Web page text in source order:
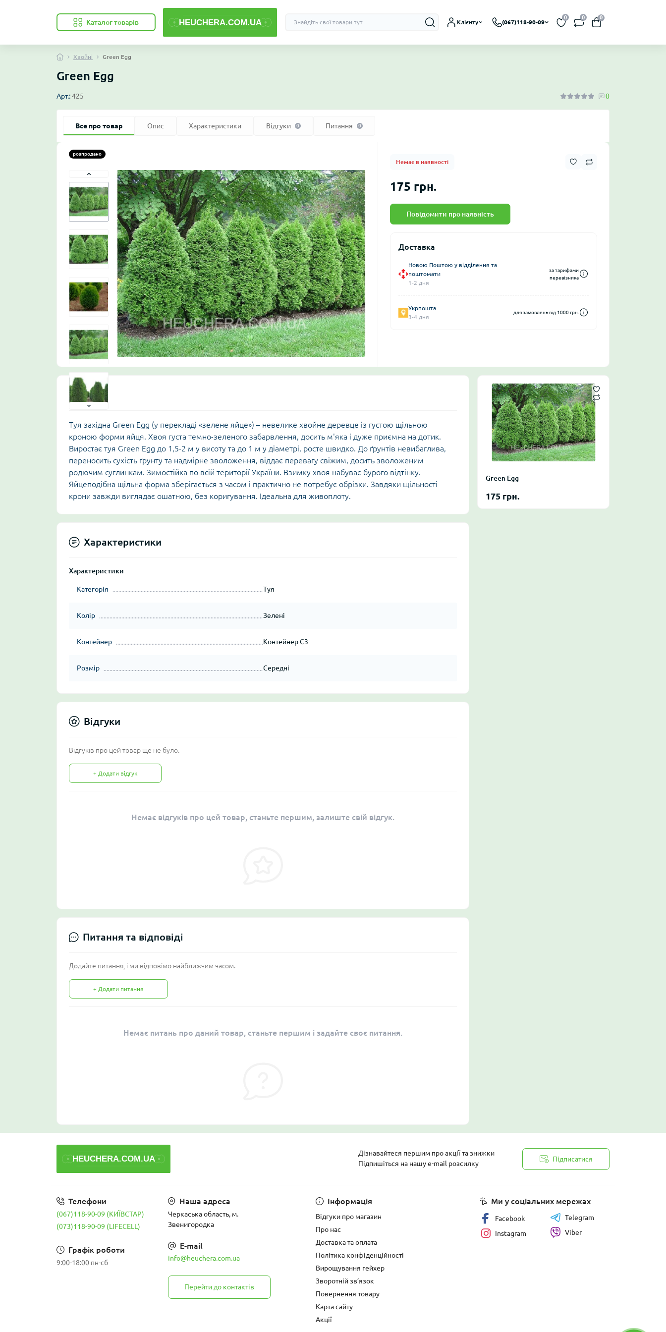
Каталог товарів Клієнту (067)118-90-09
0 0 0
Хвойні Green Egg
Green Egg
Арт.:425 0
Все про товар Опис Характеристики Відгуки 0 Питання 0
розпродано
Немає в наявності
175 грн.
Повідомити про наявність
Доставка
Новою Поштою у відділення та
поштомати
1-2 дня
за тарифами
перевізника
Укрпошта
3-4 дня
для замовлень від 1000 грн.
Green Egg
175 грн.
Опис
Туя західна Green Egg (у перекладі «зелене яйце») – невелике хвойне деревце із густою щільною
кроною форми яйця. Хвоя густа темно-зеленого забарвлення, досить м'яка і дуже приємна на дотик.
Виростає туя Green Egg до 1,5-2 м у висоту та до 1 м у діаметрі, росте швидко. До ґрунтів невибаглива,
переносить сухість ґрунту та надмірне зволоження, віддає перевагу свіжим, досить зволоженим
родючим суглинкам. Зимостійка по всій території України. Взимку хвоя набуває бурого відтінку.
Яйцеподібна щільна форма зберігається з часом і практично не потребує обрізки. Завдяки щільності
крони завжди виглядає ошатною, без коригування. Ідеальна для живоплоту.
Характеристики
Характеристики
Категорія Туя
Колір Зелені
Контейнер Контейнер С3
Розмір Середні
Відгуки
Відгуків про цей товар ще не було.
+ Додати відгук
Немає відгуків про цей товар, станьте першим, залиште свій відгук.
Питання та відповіді
Додайте питання, і ми відповімо найближчим часом.
+ Додати питання
Немає питань про даний товар, станьте першим і задайте своє питання.
Дізнавайтеся першим про акції та знижки
Підпишіться на нашу e-mail розсилку
Підписатися
Телефони
(067)118-90-09 (КИЇВСТАР)
(073)118-90-09 (LIFECELL)
Графік роботи
9:00-18:00 пн-сб
Наша адреса
Черкаська область, м.
Звенигородка
E-mail
info@heuchera.com.ua
Перейти до контактів
Інформація
Відгуки про магазин
Про нас
Доставка та оплата
Політика конфіденційності
Вирощування гейхер
Зворотній зв’язок
Повернення товару
Карта сайту
Акції
Ми у соціальних мережах
Facebook
Instagram
Telegram
Viber